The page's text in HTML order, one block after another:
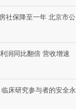
社保降至一年 北京市公
润同比翻倍 营收增速
床研究参与者的安全永